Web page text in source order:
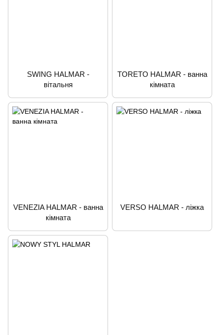
SWING HALMAR -
вітальня
TORETO HALMAR - ванна
кімната
VENEZIA HALMAR - ванна
кімната
VERSO HALMAR - ліжка